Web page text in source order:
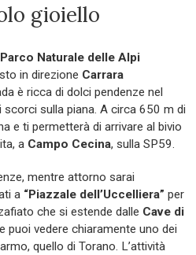
gioiello
Parco Naturale delle Alpi
in direzione Carrara
è ricca di dolci pendenze nel
sulla piana. A circa 650 m di
e ti permetterà di arrivare al bivio
a Campo Cecina, sulla SP59.
mentre attorno sarai
a “Piazzale dell’Uccelliera” per
che si estende dalle Cave di
puoi vedere chiaramente uno dei
quello di Torano. L’attività